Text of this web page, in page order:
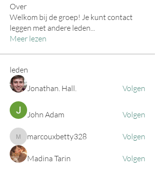
Over
Welkom bij de groep! Je kunt contact
leggen met andere leden
Meer lezen
leden
Jonathan. Hall.
Volgen
John Adam Volgen
marcouxbetty328
marcouxbetty328 Volgen
Madina Tarin Volgen